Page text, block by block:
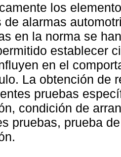
los
de alarmas
en la norma se
establecer
en el
La obtención de
pruebas
condición de
pruebas, prueba